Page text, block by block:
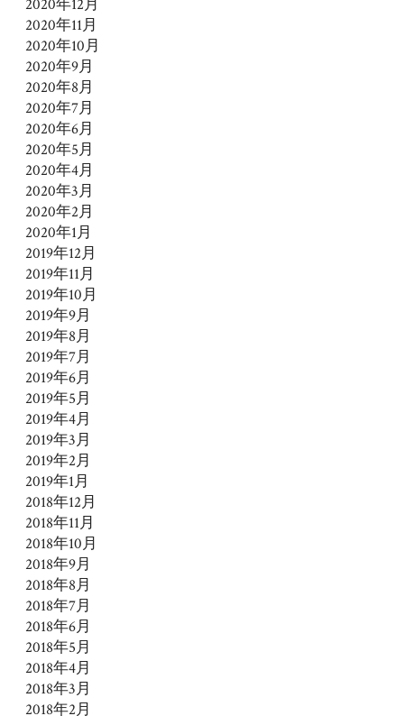
2020年12月
2020年11月
2020年10月
2020年9月
2020年8月
2020年7月
2020年6月
2020年5月
2020年4月
2020年3月
2020年2月
2020年1月
2019年12月
2019年11月
2019年10月
2019年9月
2019年8月
2019年7月
2019年6月
2019年5月
2019年4月
2019年3月
2019年2月
2019年1月
2018年12月
2018年11月
2018年10月
2018年9月
2018年8月
2018年7月
2018年6月
2018年5月
2018年4月
2018年3月
2018年2月